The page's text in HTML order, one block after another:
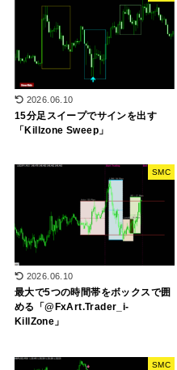
2026.06.10
15分足スイープでサインを出す
「Killzone Sweep」
SMC
2026.06.10
最大で5つの時間帯をボックスで囲
める「@FxArt.Trader_i-
KillZone」
SMC